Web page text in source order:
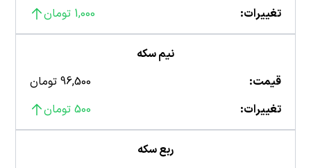
تغییرات:
1,000 تومان
نیم سکه
قیمت:
96,500 تومان
تغییرات:
500 تومان
ربع سکه